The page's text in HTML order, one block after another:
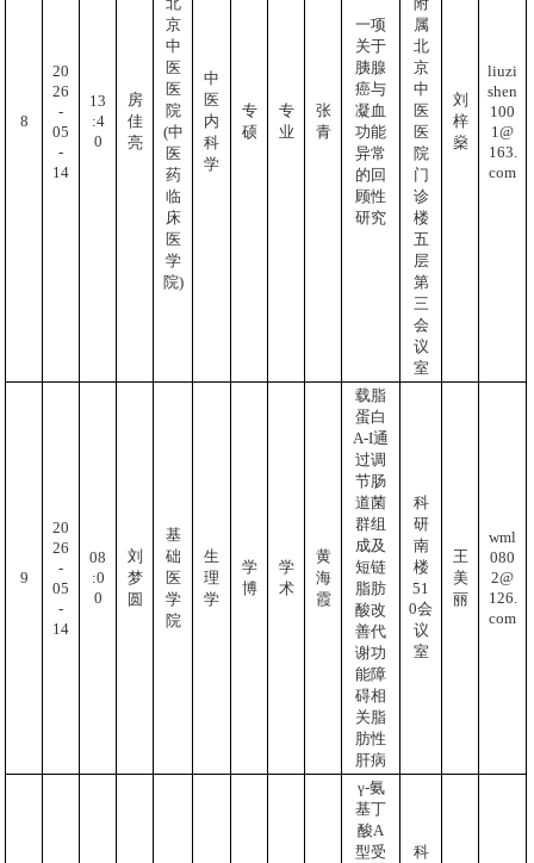
8
20
26
-
05
-
14
13
:4
0
房
佳
亮
京
中
医
医
院
(中
医
药
临
床
医
学
院)
中
医
内
科
学
专
硕
专
业
张
青
一项
关于
胰腺
癌与
凝血
功能
异常
的回
顾性
研究
属
北
京
中
医
医
院
门
诊
楼
五
层
第
三
会
议
室
刘
梓
燊
liuzi
shen
100
1@
163.
com
9
20
26
-
05
-
14
08
:0
0
刘
梦
圆
基
础
医
学
院
生
理
学
学
博
学
术
黄
海
霞
载脂
蛋白
A-I通
过调
节肠
道菌
群组
成及
短链
脂肪
酸改
善代
谢功
能障
碍相
关脂
肪性
肝病
科
研
南
楼
51
0会
议
室
王
美
丽
wml
080
2@
126.
com
γ-氨
基丁
酸A
型受
科